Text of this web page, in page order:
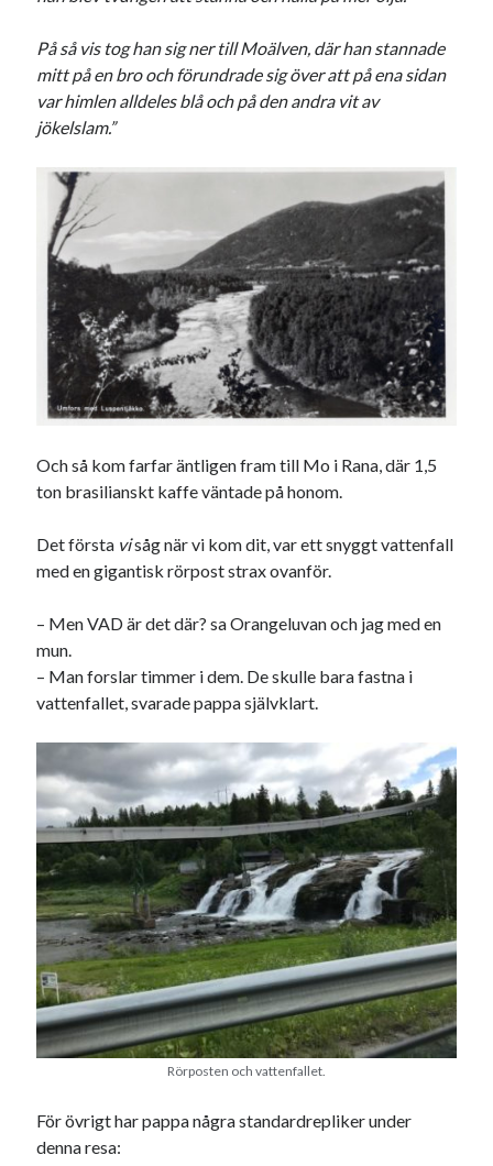
På så vis tog han sig ner till Moälven, där han stannade
mitt på en bro och förundrade sig över att på ena sidan
var himlen alldeles blå och på den andra vit av
jökelslam.”
Och så kom farfar äntligen fram till Mo i Rana, där 1,5
ton brasilianskt kaffe väntade på honom.
Det första visåg när vi kom dit, var ett snyggt vattenfall
med en gigantisk rörpost strax ovanför.
– Men VAD är det där? sa Orangeluvan och jag med en
mun.
– Man forslar timmer i dem. De skulle bara fastna i
vattenfallet, svarade pappa självklart.
Rörposten och vattenfallet.
För övrigt har pappa några standardrepliker under
denna resa: